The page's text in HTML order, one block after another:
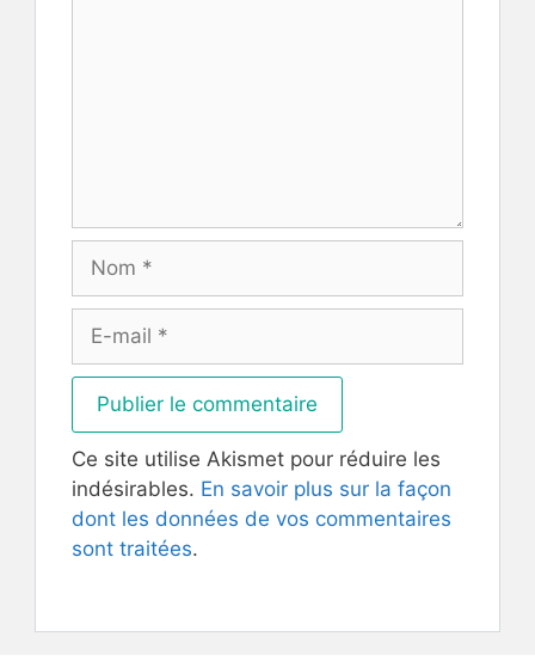
Nom
Ce site utilise Akismet pour réduire les
indésirables. En savoir plus sur la façon
dont les données de vos commentaires
sont traitées.